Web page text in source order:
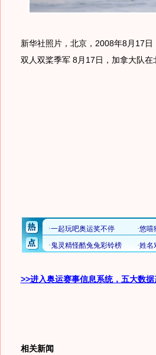
新华社照片，北京，2008年8月17
双人双桨季军 8月17日，加拿大队
>>进入奥运赛事信息系统，五大数
相关新闻